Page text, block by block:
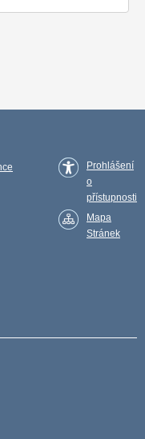
Prohlášení
o
přístupnosti
Mapa
Stránek